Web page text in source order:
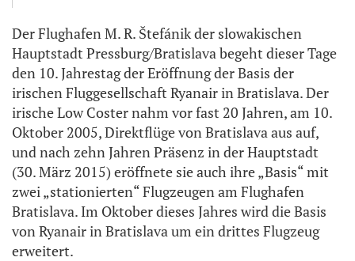
Der Flughafen M. R. Štefánik der slowakischen
Hauptstadt Pressburg/Bratislava begeht dieser Tage
den 10. Jahrestag der Eröffnung der Basis der
irischen Fluggesellschaft Ryanair in Bratislava. Der
irische Low Coster nahm vor fast 20 Jahren, am 10.
Oktober 2005, Direktflüge von Bratislava aus auf,
und nach zehn Jahren Präsenz in der Hauptstadt
(30. März 2015) eröffnete sie auch ihre „Basis“ mit
zwei „stationierten“ Flugzeugen am Flughafen
Bratislava. Im Oktober dieses Jahres wird die Basis
von Ryanair in Bratislava um ein drittes Flugzeug
erweitert.